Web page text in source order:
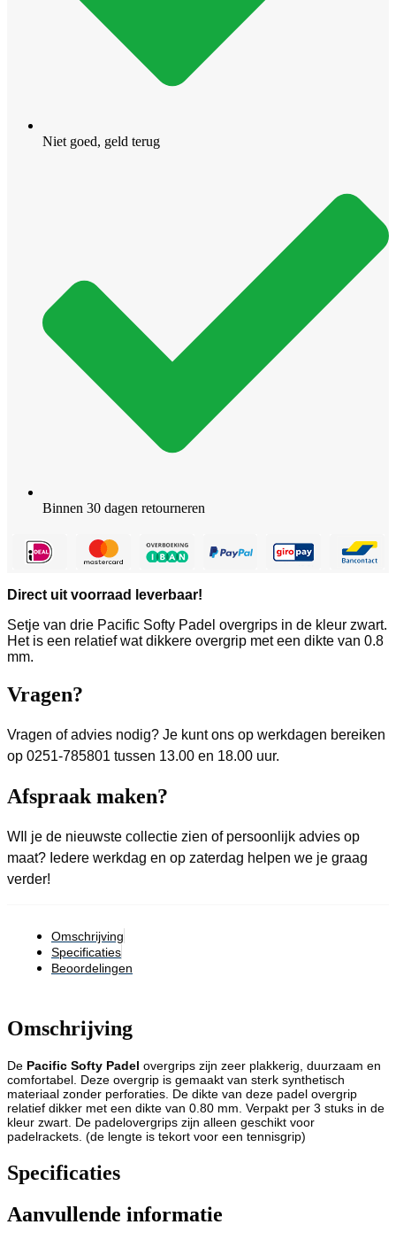
Niet goed, geld terug
Binnen 30 dagen retourneren
Direct uit voorraad leverbaar!
Setje van drie Pacific Softy Padel overgrips in de kleur zwart.
Het is een relatief wat dikkere overgrip met een dikte van 0.8
mm.
Vragen?
Vragen of advies nodig? Je kunt ons op werkdagen bereiken
op 0251-785801 tussen 13.00 en 18.00 uur.
Afspraak maken?
WIl je de nieuwste collectie zien of persoonlijk advies op
maat? Iedere werkdag en op zaterdag helpen we je graag
verder!
Omschrijving
Specificaties
Beoordelingen
Omschrijving
De Pacific Softy Padel overgrips zijn zeer plakkerig, duurzaam en
comfortabel. Deze overgrip is gemaakt van sterk synthetisch
materiaal zonder perforaties. De dikte van deze padel overgrip
relatief dikker met een dikte van 0.80 mm. Verpakt per 3 stuks in de
kleur zwart. De padelovergrips zijn alleen geschikt voor
padelrackets. (de lengte is tekort voor een tennisgrip)
Specificaties
Aanvullende informatie